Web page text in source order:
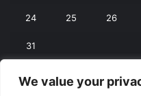
We value your
24 25 26
31
« iul. sept. »